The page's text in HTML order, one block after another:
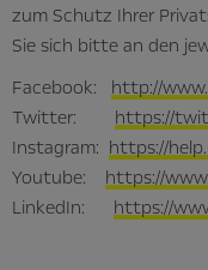
zum Schutz Ihrer
Sie sich bitte an den
Facebook: http://
Twitter: https://
Instagram: https://
Youtube: https://
LinkedIn: https://